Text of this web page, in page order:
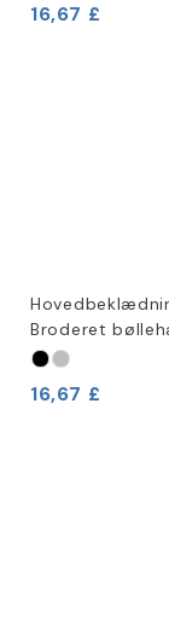
16,67 £
Broderet
16,67 £